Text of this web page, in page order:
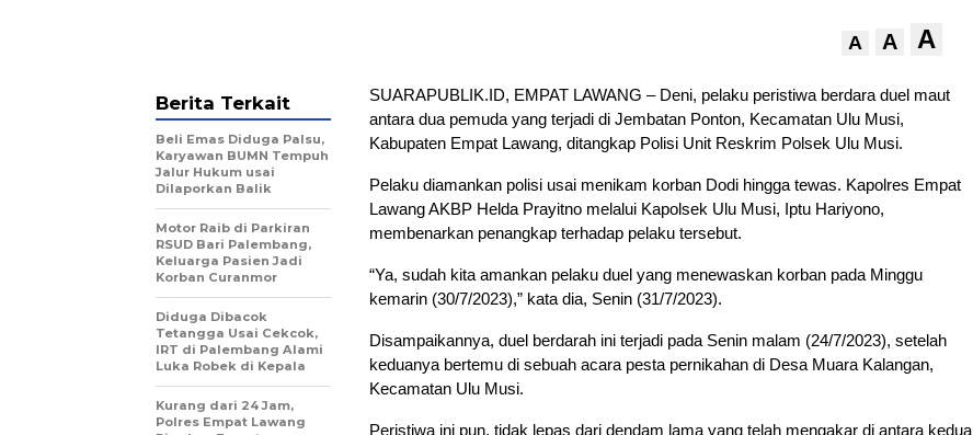
A A A
SUARAPUBLIK.ID, EMPAT LAWANG – Deni, pelaku peristiwa berdara duel maut
antara dua pemuda yang terjadi di Jembatan Ponton, Kecamatan Ulu Musi,
Kabupaten Empat Lawang, ditangkap Polisi Unit Reskrim Polsek Ulu Musi.
Pelaku diamankan polisi usai menikam korban Dodi hingga tewas. Kapolres Empat
Lawang AKBP Helda Prayitno melalui Kapolsek Ulu Musi, Iptu Hariyono,
membenarkan penangkap terhadap pelaku tersebut.
“Ya, sudah kita amankan pelaku duel yang menewaskan korban pada Minggu
kemarin (30/7/2023),” kata dia, Senin (31/7/2023).
Disampaikannya, duel berdarah ini terjadi pada Senin malam (24/7/2023), setelah
keduanya bertemu di sebuah acara pesta pernikahan di Desa Muara Kalangan,
Kecamatan Ulu Musi.
Peristiwa ini pun, tidak lepas dari dendam lama yang telah mengakar di antara kedua
Berita Terkait
Beli Emas Diduga Palsu,
Karyawan BUMN Tempuh
Jalur Hukum usai
Dilaporkan Balik
Motor Raib di Parkiran
RSUD Bari Palembang,
Keluarga Pasien Jadi
Korban Curanmor
Diduga Dibacok
Tetangga Usai Cekcok,
IRT di Palembang Alami
Luka Robek di Kepala
Kurang dari 24 Jam,
Polres Empat Lawang